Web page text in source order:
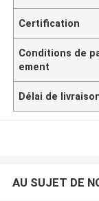
Certification
Conditions de
ement
Délai de
AU SUJET DE